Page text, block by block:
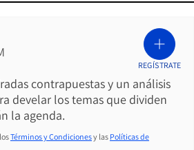
contrapuestas y un análisis
develar los temas que dividen
la agenda.
REGÍSTRATE
Términos y Condicionesy las Políticas de